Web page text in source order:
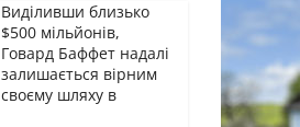
Виділивши близько
$500 мільйонів,
Говард Баффет надалі
залишається вірним
своєму шляху в